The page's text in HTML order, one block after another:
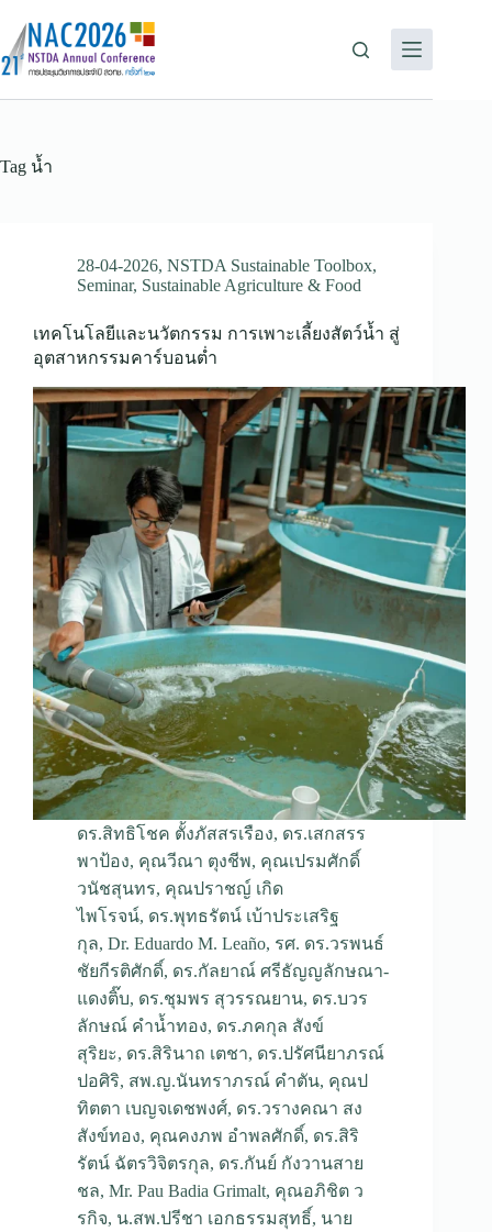
Tag น้ำ
28-04-2026, NSTDA Sustainable Toolbox,
Seminar, Sustainable Agriculture & Food
เทคโนโลยีและนวัตกรรม การเพาะเลี้ยงสัตว์น้ำ สู่
อุตสาหกรรมคาร์บอนต่ำ
ดร.สิทธิโชค ตั้งภัสสรเรือง, ดร.เสกสรร
พาป้อง, คุณวีณา ตุงชีพ, คุณเปรมศักดิ์
วนัชสุนทร, คุณปราชญ์ เกิด
ไพโรจน์, ดร.พุทธรัตน์ เบ้าประเสริฐ
กุล, Dr. Eduardo M. Leaño, รศ. ดร.วรพนธ์
ชัยกีรติศักดิ์, ดร.กัลยาณ์ ศรีธัญญลักษณา-
แดงติ๊บ, ดร.ชุมพร สุวรรณยาน, ดร.บวร
ลักษณ์ คำน้ำทอง, ดร.ภคกุล สังข์
สุริยะ, ดร.สิรินาถ เตชา, ดร.ปรัศนียาภรณ์
ปอศิริ, สพ.ญ.นันทราภรณ์ คำตัน, คุณป
ทิตตา เบญจเดชพงศ์, ดร.วรางคณา สง
สังข์ทอง, คุณคงภพ อำพลศักดิ์, ดร.สิริ
รัตน์ ฉัตรวิจิตรกุล, ดร.กันย์ กังวานสาย
ชล, Mr. Pau Badia Grimalt, คุณอภิชิต ว
รกิจ, น.สพ.ปรีชา เอกธรรมสุทธิ์, นาย